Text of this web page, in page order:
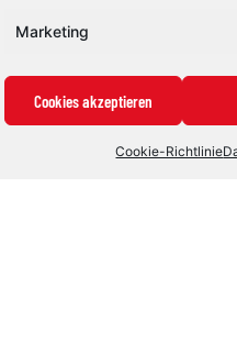
Marketing
Cookies akzeptieren
Cookie-Richtlinie